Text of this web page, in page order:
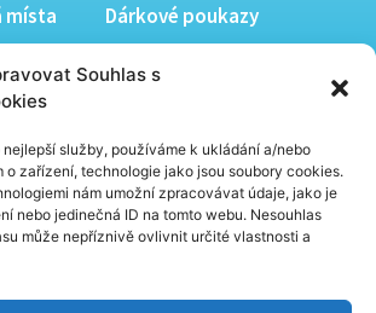
Souhlas s
služby, používáme k ukládání a/nebo
o zařízení, technologie jako jsou soubory cookies.
nám umožní zpracovávat údaje, jako je
nebo jedinečná ID na tomto webu. Nesouhlas
může nepříznivě ovlivnit určité vlastnosti a
místa Dárkové poukazy
reklamních ploch
PŘEHLED NOVINEK NA E-MAIL